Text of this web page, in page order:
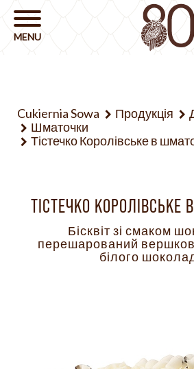
Cukiernia Sowa Продукція
Шматочки
Тістечко Королівське в
ТІСТЕЧКО КОРОЛІВСЬКЕ
Бісквіт зі смаком
перешарований
білого